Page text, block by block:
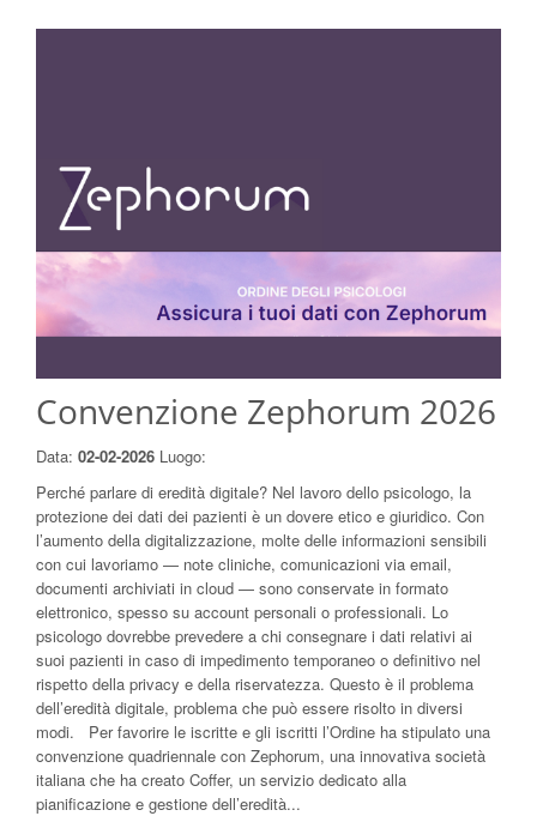
Convenzione Zephorum 2026
Data: 02-02-2026 Luogo:
Perché parlare di eredità digitale? Nel lavoro dello psicologo, la
protezione dei dati dei pazienti è un dovere etico e giuridico. Con
l’aumento della digitalizzazione, molte delle informazioni sensibili
con cui lavoriamo — note cliniche, comunicazioni via email,
documenti archiviati in cloud — sono conservate in formato
elettronico, spesso su account personali o professionali. Lo
psicologo dovrebbe prevedere a chi consegnare i dati relativi ai
suoi pazienti in caso di impedimento temporaneo o definitivo nel
rispetto della privacy e della riservatezza. Questo è il problema
dell’eredità digitale, problema che può essere risolto in diversi
modi. Per favorire le iscritte e gli iscritti l’Ordine ha stipulato una
convenzione quadriennale con Zephorum, una innovativa società
italiana che ha creato Coffer, un servizio dedicato alla
pianificazione e gestione dell’eredità...